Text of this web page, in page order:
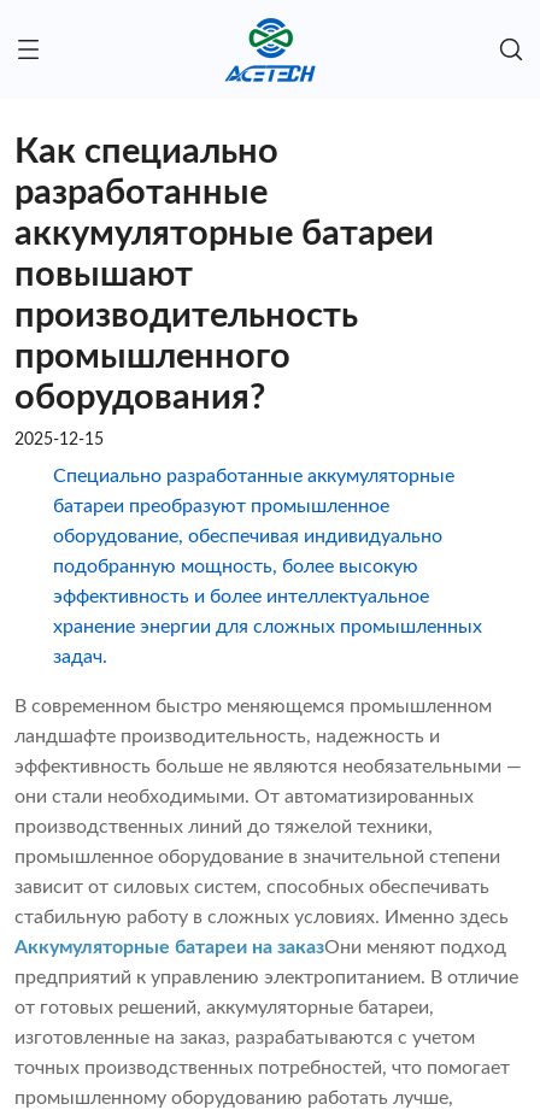
Как специально
разработанные
аккумуляторные батареи
повышают
производительность
промышленного
оборудования?
2025-12-15
Специально разработанные аккумуляторные
батареи преобразуют промышленное
оборудование, обеспечивая индивидуально
подобранную мощность, более высокую
эффективность и более интеллектуальное
хранение энергии для сложных промышленных
задач.
В современном быстро меняющемся промышленном
ландшафте производительность, надежность и
эффективность больше не являются необязательными —
они стали необходимыми. От автоматизированных
производственных линий до тяжелой техники,
промышленное оборудование в значительной степени
зависит от силовых систем, способных обеспечивать
стабильную работу в сложных условиях. Именно здесь
Аккумуляторные батареи на заказОни меняют подход
предприятий к управлению электропитанием. В отличие
от готовых решений, аккумуляторные батареи,
изготовленные на заказ, разрабатываются с учетом
точных производственных потребностей, что помогает
промышленному оборудованию работать лучше,